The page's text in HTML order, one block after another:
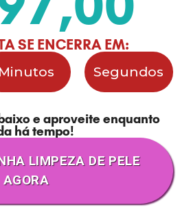
SE ENCERRA EM:
Minutos Segundos
e aproveite enquanto
há tempo!
LIMPEZA DE PELE
AGORA